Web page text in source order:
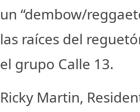
un “dembow/
las raíces del
el grupo Calle 13.
Ricky Martin,